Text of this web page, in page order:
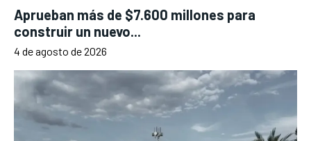
Aprueban más de $7.600 millones para
construir un nuevo...
4 de agosto de 2026